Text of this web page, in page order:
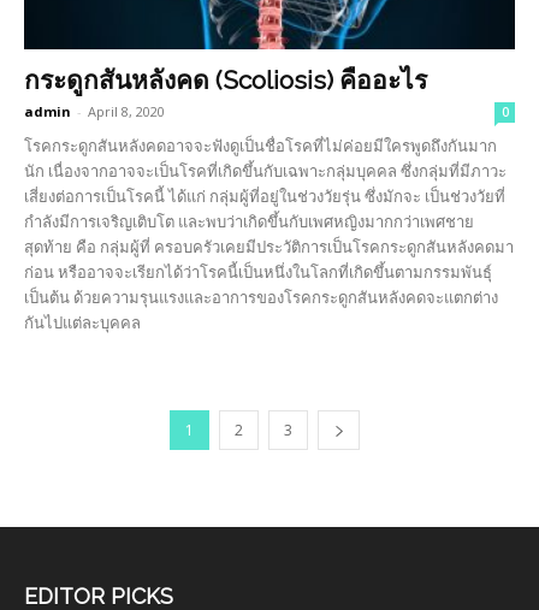
กระดูกสันหลังคด (Scoliosis) คืออะไร
admin - April 8, 2020 0
โรคกระดูกสันหลังคดอาจจะฟังดูเป็นชื่อโรคที่ไม่ค่อยมีใครพูดถึงกันมาก
นัก เนื่องจากอาจจะเป็นโรคที่เกิดขึ้นกับเฉพาะกลุ่มบุคคล ซึ่งกลุ่มที่มีภาวะ
เสี่ยงต่อการเป็นโรคนี้ ได้แก่ กลุ่มผู้ที่อยู่ในช่วงวัยรุ่น ซึ่งมักจะ เป็นช่วงวัยที่
กำลังมีการเจริญเติบโต และพบว่าเกิดขึ้นกับเพศหญิงมากกว่าเพศชาย
สุดท้าย คือ กลุ่มผู้ที่ ครอบครัวเคยมีประวัติการเป็นโรคกระดูกสันหลังคดมา
ก่อน หรืออาจจะเรียกได้ว่าโรคนี้เป็นหนึ่งในโลกที่เกิดขึ้นตามกรรมพันธุ์
เป็นต้น ด้วยความรุนแรงและอาการของโรคกระดูกสันหลังคดจะแตกต่าง
กันไปแต่ละบุคคล
1 2 3
EDITOR PICKS